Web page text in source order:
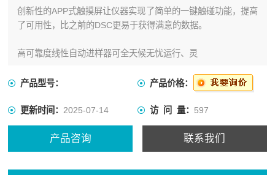
创新性的APP式触摸屏让仪器实现了简单的一键触碰功能，提高
了可用性，比之前的DSC更易于获得满意的数据。
高可靠度线性自动进样器可全天候无忧运行、灵
产品型号： 产品价格：
更新时间：2025-07-14 访 问 量： 597
产品咨询 联系我们